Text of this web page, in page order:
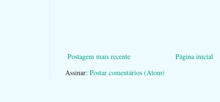
Postagem mais recente
Página inicial
Assinar: Postar comentários (Atom)